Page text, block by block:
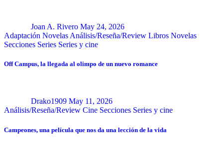
Joan A. Rivero May 24, 2026
Adaptación Novelas Análisis/Reseña/Review Libros Novelas
Secciones Series Series y cine
Off Campus, la llegada al olimpo de un nuevo romance
Drako1909 May 11, 2026
Análisis/Reseña/Review Cine Secciones Series y cine
Campeones, una película que nos da una lección de la vida